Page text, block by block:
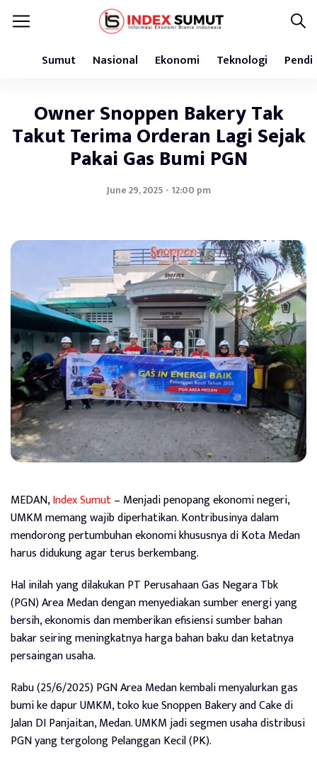
Sumut Nasional Ekonomi Teknologi
Owner Snoppen Bakery Tak
Takut Terima Orderan Lagi Sejak
Pakai Gas Bumi PGN
June 29, 2025 - 12:00 pm
MEDAN,Index Sumut– Menjadi penopang ekonomi negeri,
UMKM memang wajib diperhatikan. Kontribusinya dalam
mendorong pertumbuhan ekonomi khususnya di Kota Medan
harus didukung agar terus berkembang.
Hal inilah yang dilakukan PT Perusahaan Gas Negara Tbk
(PGN) Area Medan dengan menyediakan sumber energi yang
bersih, ekonomis dan memberikan efisiensi sumber bahan
bakar seiring meningkatnya harga bahan baku dan ketatnya
persaingan usaha.
Rabu (25/6/2025) PGN Area Medan kembali menyalurkan gas
bumi ke dapur UMKM, toko kue Snoppen Bakery and Cake di
Jalan DI Panjaitan, Medan. UMKM jadi segmen usaha distribusi
PGN yang tergolong Pelanggan Kecil (PK).